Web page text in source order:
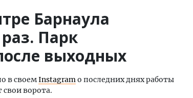
Барнаула
Парк
выходных
в своемInstagramо последних днях работы
свои ворота.